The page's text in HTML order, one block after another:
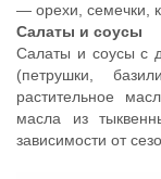
— орехи, семечки,
Салаты и соусы
Салаты и соусы с
(петрушки,
растительное
масла из
зависимости от